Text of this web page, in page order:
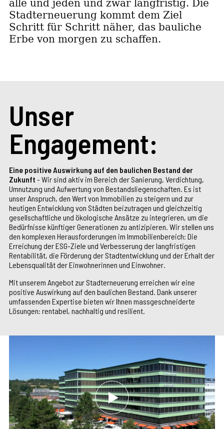
Stadterneuerung kommt dem Ziel
Schritt für Schritt näher, das bauliche
Erbe von morgen zu schaffen.
Unser
Engagement:
Eine positive Auswirkung auf den baulichen Bestand der
Zukunft - Wir sind aktiv im Bereich der Sanierung, Verdichtung,
Umnutzung und Aufwertung von Bestandsliegenschaften. Es ist
unser Anspruch, den Wert von Immobilien zu steigern und zur
heutigen Entwicklung von Städten beizutragen und gleichzeitig
gesellschaftliche und ökologische Ansätze zu integrieren, um die
Bedürfnisse künftiger Generationen zu antizipieren. Wir stellen uns
den komplexen Herausforderungen im Immobilienbereich: Die
Erreichung der ESG-Ziele und Verbesserung der langfristigen
Rentabilität, die Förderung der Stadtentwicklung und der Erhalt der
Lebensqualität der Einwohnerinnen und Einwohner.
Mit unserem Angebot zur Stadterneuerung erreichen wir eine
positive Auswirkung auf den baulichen Bestand. Dank unserer
umfassenden Expertise bieten wir Ihnen massgeschneiderte
Lösungen: rentabel, nachhaltig und resilient.